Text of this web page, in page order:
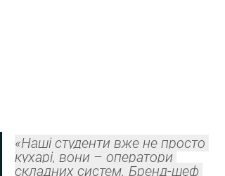
«Наші студенти вже не просто
кухарі, вони – оператори
складних систем. Бренд-шеф